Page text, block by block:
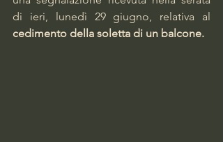
di ieri, lunedì 29 giugno, relativa al
cedimento della soletta di un balcone.